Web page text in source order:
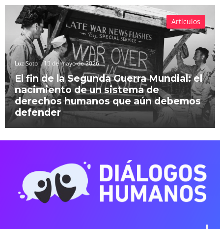
Luz Soto 15 de mayo de 2026
El fin de la Segunda Guerra Mundial: el
nacimiento de un sistema de
derechos humanos que aún debemos
defender
Artículos